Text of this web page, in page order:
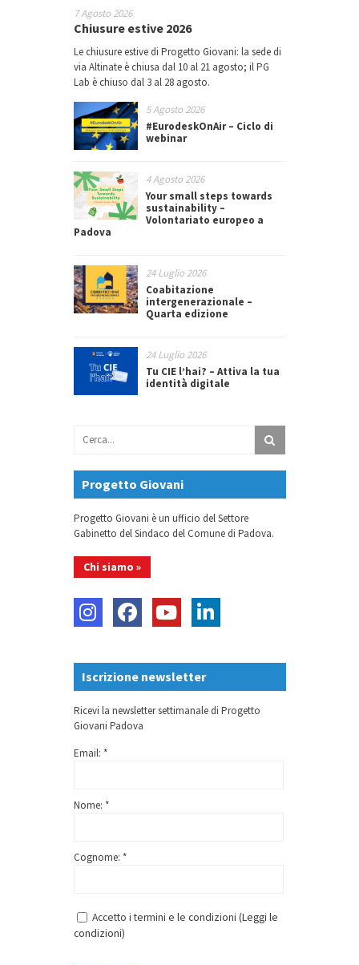
7 Agosto 2026
Chiusure estive 2026
Le chiusure estive di Progetto Giovani: la sede di
via Altinate è chiusa dal 10 al 21 agosto; il PG
Lab è chiuso dal 3 al 28 agosto.
5 Agosto 2026
#EurodeskOnAir – Ciclo di
webinar
4 Agosto 2026
Your small steps towards
sustainability –
Volontariato europeo a
Padova
24 Luglio 2026
Coabitazione
intergenerazionale –
Quarta edizione
24 Luglio 2026
Tu CIE l’hai? – Attiva la tua
identità digitale
Progetto Giovani
Progetto Giovani è un ufficio del Settore
Gabinetto del Sindaco del Comune di Padova.
Chi siamo »
Iscrizione newsletter
Ricevi la newsletter settimanale di Progetto
Giovani Padova
Email: *
Nome: *
Cognome: *
Accetto i termini e le condizioni (Leggi le
condizioni)